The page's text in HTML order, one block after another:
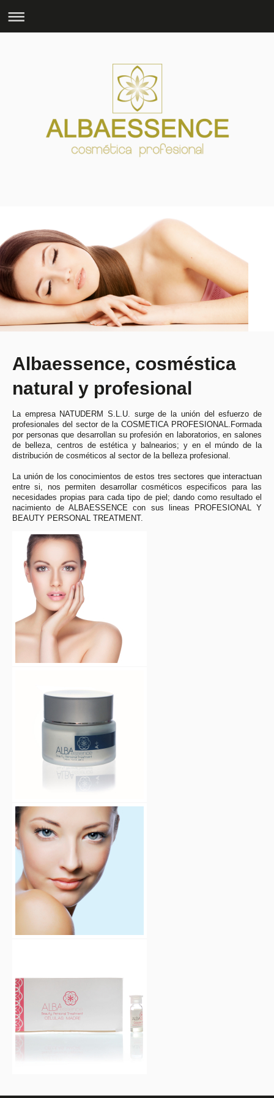
Albaessence, cosméstica
natural y profesional
La empresa NATUDERM S.L.U. surge de la unión del esfuerzo de
profesionales del sector de la COSMETICA PROFESIONAL.Formada
por personas que desarrollan su profesión en laboratorios, en salones
de belleza, centros de estética y balnearios; y en el múndo de la
distribución de cosméticos al sector de la belleza profesional.
La unión de los conocimientos de estos tres sectores que interactuan
entre si, nos permiten desarrollar cosméticos especificos para las
necesidades propias para cada tipo de piel; dando como resultado el
nacimiento de ALBAESSENCE con sus lineas PROFESIONAL Y
BEAUTY PERSONAL TREATMENT.